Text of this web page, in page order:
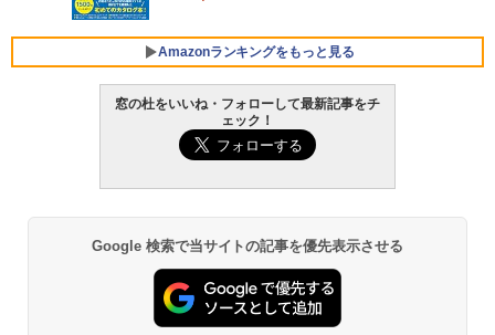
Core i5/16GB/SSD 512GB/ホワイト) FM
VWK3E15W_AZ
￥139,880
Amazonランキングをもっと見る
Amazon Kindle - 目に優しい、かさばら
ない、大きな画面で読みやすい、6週間持
し
￥16,980
Kindle Paperwhite シグニチャーエディ
窓の杜をいいね・フォローして最新記事をチ
ェック！
Google 検索で当サイトの記事を優先表示させる